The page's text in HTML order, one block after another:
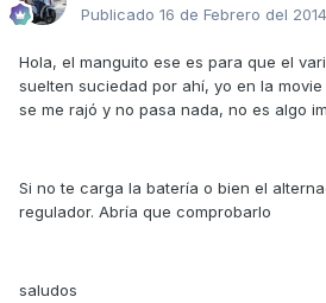
Publicado 16 de Febrero del 2014
Hola, el manguito ese es para que el
suelten suciedad por ahí, yo en la
se me rajó y no pasa nada, no es algo
Si no te carga la batería o bien el
regulador. Abría que comprobarlo
saludos